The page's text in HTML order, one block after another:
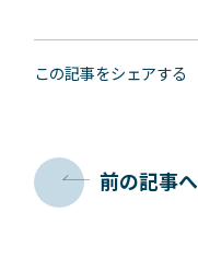
この記事をシェアする
前の記事へ